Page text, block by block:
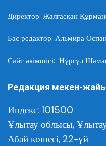
Директор: Жалғасқан
Бас редактор: Альмира
Сайт әкімшісі: Нұргүл
Редакция мекен-
Индекс: 101500
Ұлытау облысы,
Абай көшесі, 22-үй